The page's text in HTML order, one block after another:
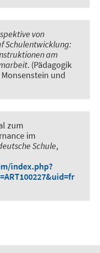
von
Schulentwicklung:
am
. (Pädagogik
und
zum
im
Schule,
index.php?